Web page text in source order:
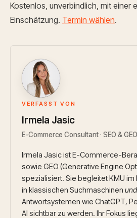
Kostenlos, unverbindlich, mit einer
Einschätzung. Termin wählen.
IJ
VERFASST VON
Irmela Jasic
E-Commerce Consultant · SEO &
Irmela Jasic ist E-Commerce-
sowie GEO (Generative Engine
spezialisiert. Sie begleitet KMU im
in klassischen Suchmaschinen und
Antwortsystemen wie ChatGPT,
AI sichtbar zu werden. Ihr Fokus